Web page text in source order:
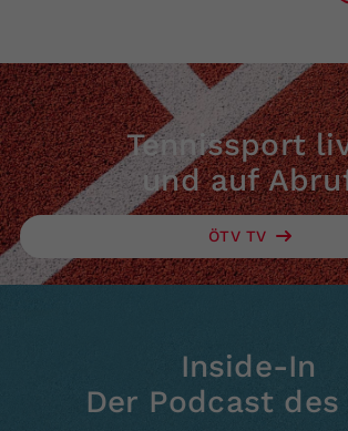
Tennissport
und auf
ÖTV TV
Inside-In
Der Podcast des